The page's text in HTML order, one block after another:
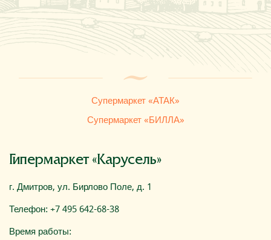
Супермаркет «АТАК»
Супермаркет «БИЛЛА»
Гипермаркет «Карусель»
г. Дмитров, ул. Бирлово Поле, д. 1
Телефон: +7 495 642-68-38
Время работы:
О компании